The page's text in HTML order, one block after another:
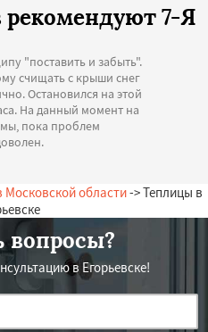
рекомендуют 7-Я
"поставить и забыть".
счищать с крыши снег
Остановился на этой
На данный момент на
пока проблем
Московской области-> Теплицы в
вопросы?
в Егорьевске!